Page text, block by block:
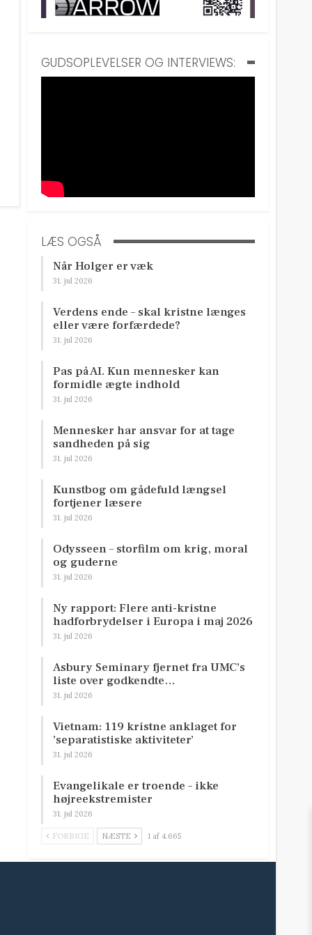
GUDSOPLEVELSER OG INTERVIEWS:
LÆS OGSÅ
Når Holger er væk
31. jul 2026
Verdens ende – skal kristne længes
eller være forfærdede?
31. jul 2026
Pas på AI. Kun mennesker kan
formidle ægte indhold
31. jul 2026
Mennesker har ansvar for at tage
sandheden på sig
31. jul 2026
Kunstbog om gådefuld længsel
fortjener læsere
31. jul 2026
Odysseen – storfilm om krig, moral
og guderne
31. jul 2026
Ny rapport: Flere anti-kristne
hadforbrydelser i Europa i maj 2026
31. jul 2026
Asbury Seminary fjernet fra UMC’s
liste over godkendte…
31. jul 2026
Vietnam: 119 kristne anklaget for
’separatistiske aktiviteter’
31. jul 2026
Evangelikale er troende – ikke
højreekstremister
31. jul 2026
FORRIGE NÆSTE 1 af 4.665